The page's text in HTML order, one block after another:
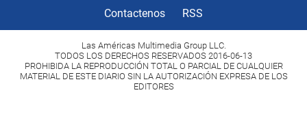
Contactenos RSS
Las Américas Multimedia Group LLC.
TODOS LOS DERECHOS RESERVADOS 2016-06-13
PROHIBIDA LA REPRODUCCIÓN TOTAL O PARCIAL DE CUALQUIER
MATERIAL DE ESTE DIARIO SIN LA AUTORIZACIÓN EXPRESA DE LOS
EDITORES